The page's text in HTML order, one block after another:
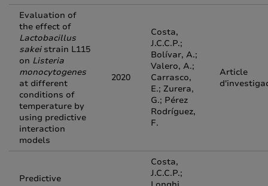
Evaluation of
the effect of
Lactobacillus
sakeistrain L115
on Listeria
monocytogenes
at different
conditions of
temperature by
using predictive
interaction
models
2020
Costa,
J.C.C.P.;
Bolívar, A.;
Valero, A.;
Carrasco,
E.; Zurera,
G.; Pérez
Rodríguez,
F.
Article
Predictive
Costa,
J.C.C.P.;